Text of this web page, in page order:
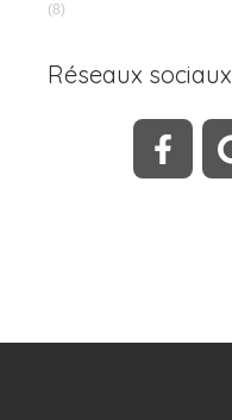
(8)
Réseaux sociaux